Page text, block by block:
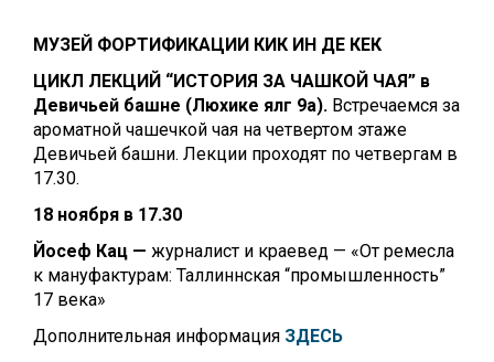
МУЗЕЙ ФОРТИФИКАЦИИ КИК ИН ДЕ КЕК
ЦИКЛ ЛЕКЦИЙ “ИСТОРИЯ ЗА ЧАШКОЙ ЧАЯ” в
Девичьей башне (Люхике ялг 9а). Встречаемся за
ароматной чашечкой чая на четвертом этаже
Девичьей башни. Лекции проходят по четвергам в
17.30.
18 ноября в 17.30
Йосеф Кац — журналист и краевед — «От ремесла
к мануфактурам: Таллиннская “промышленность”
17 века»
Дополнительная информация ЗДЕСЬ